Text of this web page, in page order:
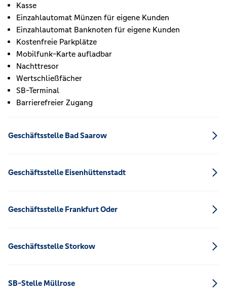
Kasse
Einzahlautomat Münzen für eigene Kunden
Einzahlautomat Banknoten für eigene Kunden
Kostenfreie Parkplätze
Mobilfunk-Karte aufladbar
Nachttresor
Wertschließfächer
SB-Terminal
Barrierefreier Zugang
Geschäftsstelle Bad Saarow
Geschäftsstelle Eisenhüttenstadt
Geschäftsstelle Frankfurt Oder
Geschäftsstelle Storkow
SB-Stelle Müllrose